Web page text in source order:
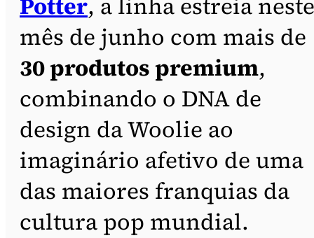
mês de junho com mais de
30 produtos premium,
combinando o DNA de
design da Woolie ao
imaginário afetivo de uma
das maiores franquias da
cultura pop mundial.